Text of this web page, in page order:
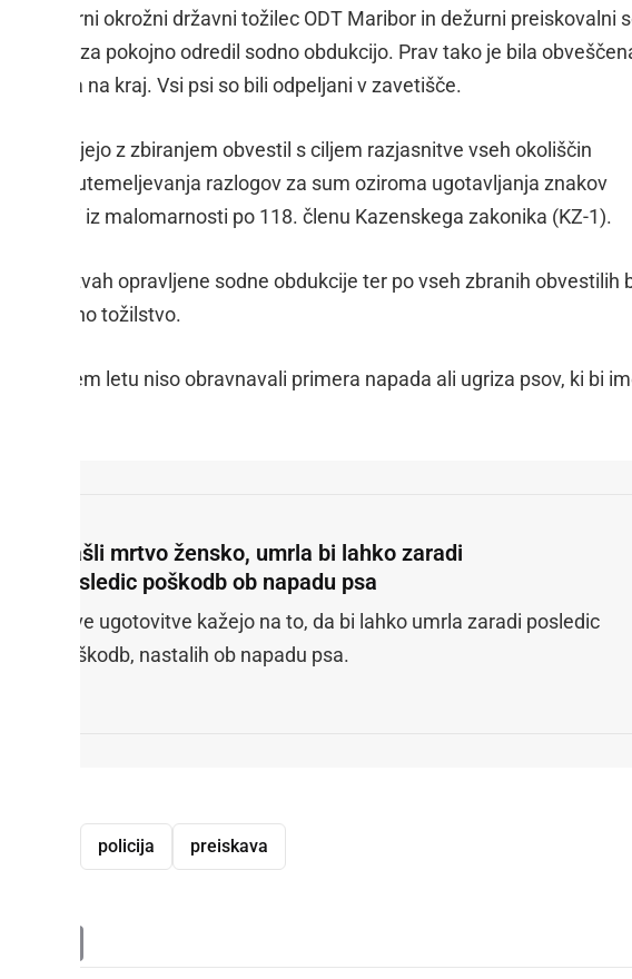
dežurni okrožni državni tožilec ODT Maribor in dežurni preiskovalni
ki je za pokojno odredil sodno obdukcijo. Prav tako je bila
je prišla na kraj. Vsi psi so bili odpeljani v zavetišče.
nadaljujejo z zbiranjem obvestil s ciljem razjasnitve vseh okoliščin
smislu utemeljevanja razlogov za sum oziroma ugotavljanja znakov
smrti iz malomarnosti po 118. členu Kazenskega zakonika (KZ-1).
ugotovitvah opravljene sodne obdukcije ter po vseh zbranih obvestilih
državno tožilstvo.
in lanskem letu niso obravnavali primera napada ali ugriza psov, ki bi
Našli mrtvo žensko, umrla bi lahko zaradi
posledic poškodb ob napadu psa
Prve ugotovitve kažejo na to, da bi lahko umrla zaradi posledic
poškodb, nastalih ob napadu psa.
policija preiskava
PrintFriendly